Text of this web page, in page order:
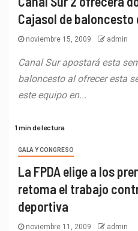
Cajasol de baloncesto
noviembre 15, 2009 admin
Canal Sur apostará esta
baloncesto al ofrecer esta
este equipo en...
1 min de lectura
GALA Y CONGRESO
La FPDA elige a los
retoma el trabajo
deportiva
noviembre 11, 2009 admin